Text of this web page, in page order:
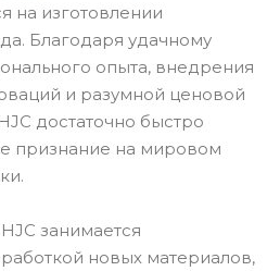
на изготовлении
Благодаря удачному
опыта, внедрения
и разумной ценовой
достаточно быстро
признание на мировом
занимается
новых материалов,